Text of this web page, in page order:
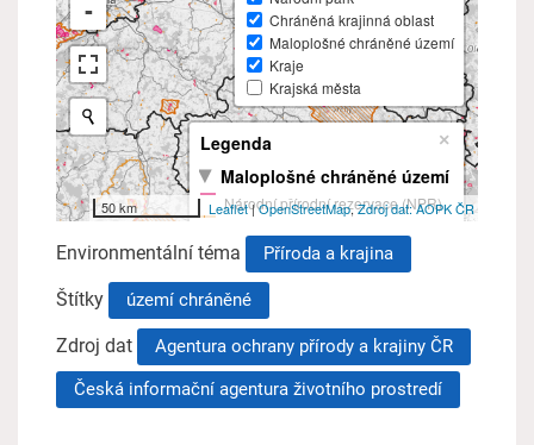
Environmentální téma Příroda a krajina
Štítky území chráněné
Zdroj dat
Agentura ochrany přírody a krajiny ČR
Česká informační agentura životního prostredí